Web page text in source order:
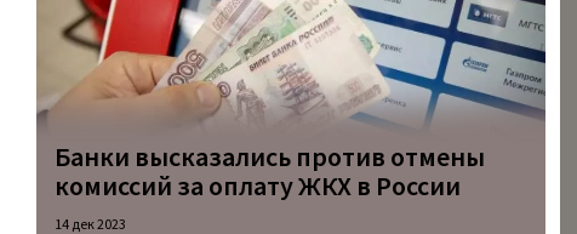
Банки высказались против отмены
комиссий за оплату ЖКХ в России
14 дек 2023